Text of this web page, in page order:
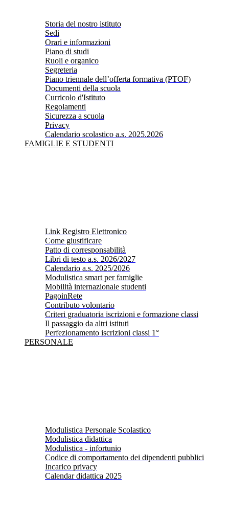
Storia del nostro istituto
Sedi
Orari e informazioni
Piano di studi
Ruoli e organico
Segreteria
Piano triennale dell’offerta formativa (PTOF)
Documenti della scuola
Curricolo d'Istituto
Regolamenti
Sicurezza a scuola
Privacy
Calendario scolastico a.s. 2025.2026
FAMIGLIE E STUDENTI
Link Registro Elettronico
Come giustificare
Patto di corresponsabilità
Libri di testo a.s. 2026/2027
Calendario a.s. 2025/2026
Modulistica smart per famiglie
Mobilità internazionale studenti
PagoinRete
Contributo volontario
Criteri graduatoria iscrizioni e formazione classi
Il passaggio da altri istituti
Perfezionamento iscrizioni classi 1°
PERSONALE
Modulistica Personale Scolastico
Modulistica didattica
Modulistica - infortunio
Codice di comportamento dei dipendenti pubblici
Incarico privacy
Calendar didattica 2025